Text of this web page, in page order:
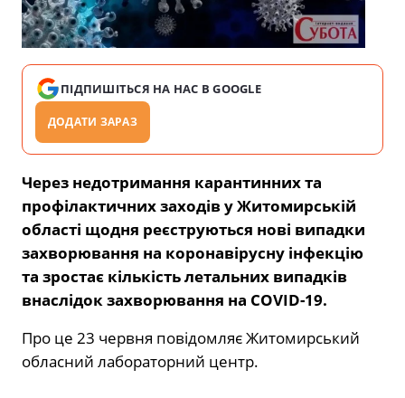
ПІДПИШІТЬСЯ НА НАС В GOOGLE
ДОДАТИ ЗАРАЗ
Через недотримання карантинних та
профілактичних заходів у Житомирській
області щодня реєструються нові випадки
захворювання на коронавірусну інфекцію
та зростає кількість летальних випадків
внаслідок захворювання на COVID-19.
Про це 23 червня повідомляє Житомирський
обласний лабораторний центр.